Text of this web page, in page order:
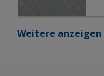
Weitere anzeigen